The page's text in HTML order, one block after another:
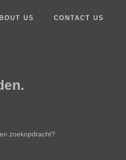
US CONTACT US
zoekopdracht?